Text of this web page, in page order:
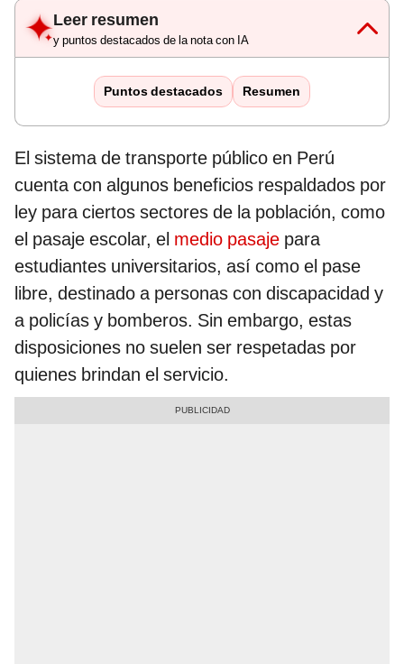
Leer resumen
y puntos destacados de la nota con IA
Puntos destacados Resumen
El sistema de transporte público en Perú
cuenta con algunos beneficios respaldados por
ley para ciertos sectores de la población, como
el pasaje escolar, el medio pasaje para
estudiantes universitarios, así como el pase
libre, destinado a personas con discapacidad y
a policías y bomberos. Sin embargo, estas
disposiciones no suelen ser respetadas por
quienes brindan el servicio.